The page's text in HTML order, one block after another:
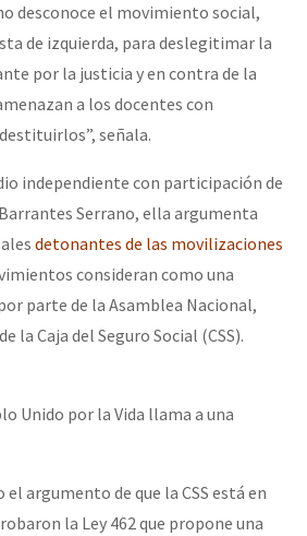
desconoce el movimiento social,
de izquierda, para deslegitimar la
por la justicia y en contra de la
a los docentes con
señala.
independiente con participación de
Serrano, ella argumenta
detonantes de las movilizaciones
consideran como una
parte de la Asamblea Nacional,
la Caja del Seguro Social (CSS).
Unido por la Vida llama a una
argumento de que la CSS está en
la Ley 462 que propone una